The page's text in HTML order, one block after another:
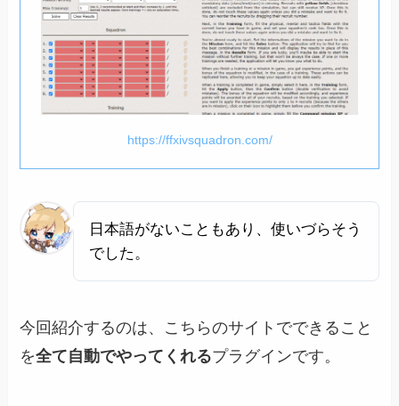
https://ffxivsquadron.com/
日本語がないこともあり、使いづらそう
でした。
今回紹介するのは、こちらのサイトでできること
を全て自動でやってくれるプラグインです。